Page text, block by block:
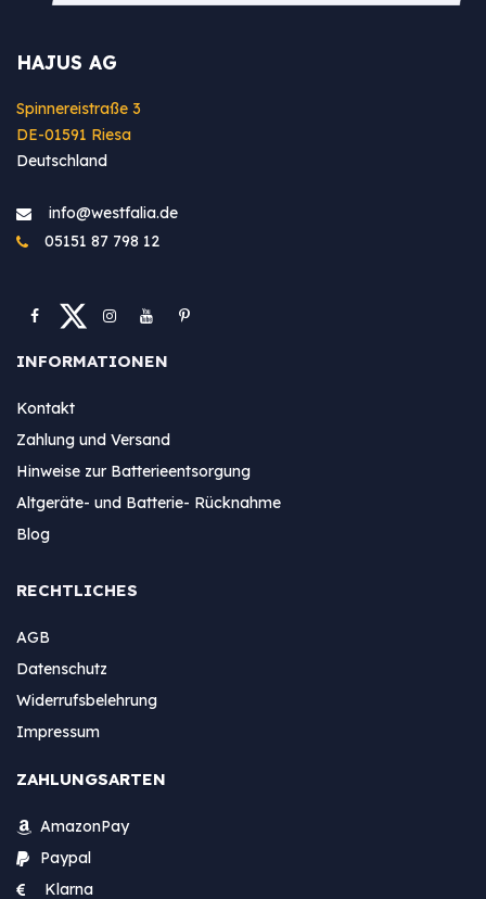
HAJUS AG
Spinnereistraße 3
DE-01591 Riesa
Deutschland
info@westfa​lia.de
05151 87 798 12
INFORMATIONEN
Kontakt
Zahlung und Versand
Hinweise zur Batterieentsorgung
Altgeräte- und Batterie- Rücknahme
Blog
RECHTLICHES
AGB
Datenschutz
Widerrufsbelehrung
Impressum
ZAHLUNGSARTEN
AmazonPay
Paypal
Klarna